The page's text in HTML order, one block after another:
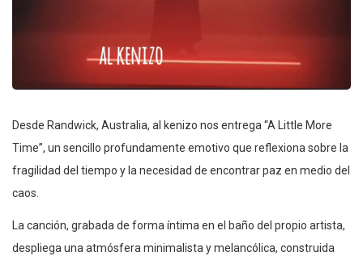
Desde Randwick, Australia, al kenizo nos entrega “A Little More
Time”, un sencillo profundamente emotivo que reflexiona sobre la
fragilidad del tiempo y la necesidad de encontrar paz en medio del
caos.
La canción, grabada de forma íntima en el baño del propio artista,
despliega una atmósfera minimalista y melancólica, construida